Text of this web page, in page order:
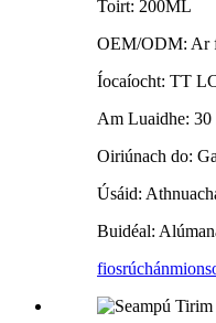
Toirt: 200ML
OEM/ODM: Ar
Íocaíocht: TT
Am Luaidhe: 30
Oiriúnach do:
Úsáid:
Buidéal:
fiosrúchán